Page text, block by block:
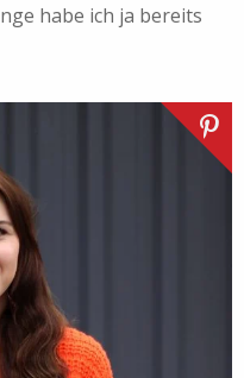
habe ich ja bereits